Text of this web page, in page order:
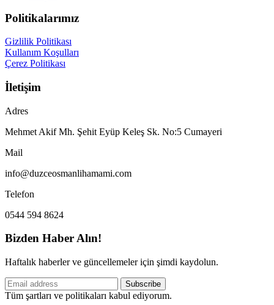
Politikalarımız
Gizlilik Politikası
Kullanım Koşulları
Çerez Politikası
İletişim
Adres
Mehmet Akif Mh. Şehit Eyüp Keleş Sk. No:5 Cumayeri
Mail
info@duzceosmanlihamami.com
Telefon
0544 594 8624
Bizden Haber Alın!
Haftalık haberler ve güncellemeler için şimdi kaydolun.
Tüm şartları ve politikaları kabul ediyorum.